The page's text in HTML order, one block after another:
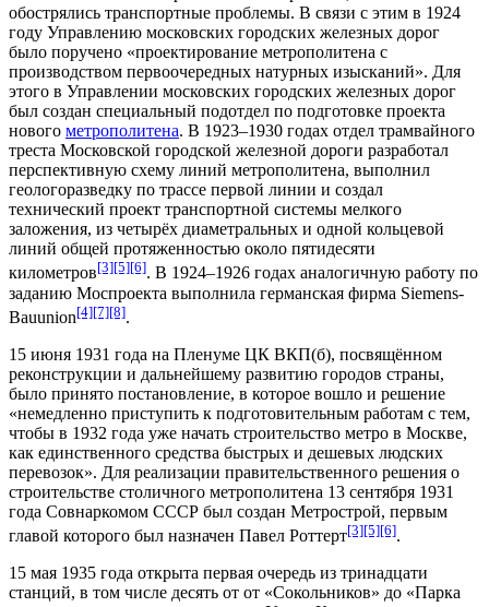
обострялись транспортные проблемы. В связи с этим в 1924
году Управлению московских городских железных дорог
было поручено «проектирование метрополитена с
производством первоочередных натурных изысканий». Для
этого в Управлении московских городских железных дорог
был создан специальный подотдел по подготовке проекта
нового метрополитена. В 1923–1930 годах отдел трамвайного
треста Московской городской железной дороги разработал
перспективную схему линий метрополитена, выполнил
геологоразведку по трассе первой линии и создал
технический проект транспортной системы мелкого
заложения, из четырёх диаметральных и одной кольцевой
линий общей протяженностью около пятидесяти
километров[3][5][6]. В 1924–1926 годах аналогичную работу по
заданию Моспроекта выполнила германская фирма Siemens-
Bauunion[4][7][8].
15 июня 1931 года на Пленуме ЦК ВКП(б), посвящённом
реконструкции и дальнейшему развитию городов страны,
было принято постановление, в которое вошло и решение
«немедленно приступить к подготовительным работам с тем,
чтобы в 1932 года уже начать строительство метро в Москве,
как единственного средства быстрых и дешевых людских
перевозок». Для реализации правительственного решения о
строительстве столичного метрополитена 13 сентября 1931
года Совнаркомом СССР был создан Метрострой, первым
главой которого был назначен Павел Роттерт[3][5][6].
15 мая 1935 года открыта первая очередь из тринадцати
станций, в том числе десять от от «Сокольников» до «Парка